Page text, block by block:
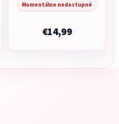
Momentálne nedostupné
€14,99